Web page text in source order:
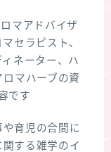
マアドバイザ
セラピスト、
ネーター、ハ
マハーブの資
です
育児の合間に
する雑学のイ